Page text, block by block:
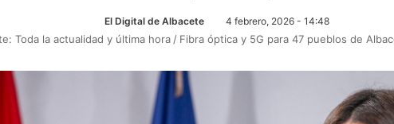
El Digital de Albacete 4 febrero, 2026 - 14:48
Toda la actualidad y última hora / Fibra óptica y 5G para 47 pueblos de